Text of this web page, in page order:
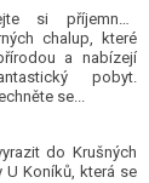
si příjemnou
chalup, které
a nabízejí
pobyt.
se...
do Krušných
U Koníků, která se